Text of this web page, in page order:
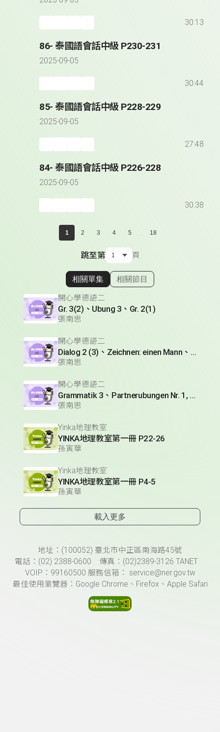
30:13
86- 泰國語會話中級 P230-231
2025-09-05
30:44
85- 泰國語會話中級 P228-229
2025-09-05
27:48
84- 泰國語會話中級 P226-228
2025-09-05
30:38
1 2 3 4 5 ... 18
跳至第 頁
顯示相關單集
相關單集 相關節目
開心學德語二
Gr. 3(2)、Ubung 3、Gr. 2(1)
張南思
開心學德語二
Dialog 2 (3)、Zeichnen: einen Mann、Lesetext 1(1)
張南思
開心學德語二
Grammatik 3、Partnerubungen Nr. 1, 3、Dialog 2(1)
張南思
Yinka地理教室
YINKA地理教室第一冊 P22-26
孫寅華
Yinka地理教室
YINKA地理教室第一冊 P4-5
孫寅華
載入更多
頁尾資訊地址：(100052) 臺北市中正區南海路45號
電話：(02) 2388-0600 傳真：(02)2389-3126 TANET
VOIP：99160500 服務信箱： service@ner.gov.tw
最佳使用瀏覽器：Google Chrome、Firefox、Apple Safari